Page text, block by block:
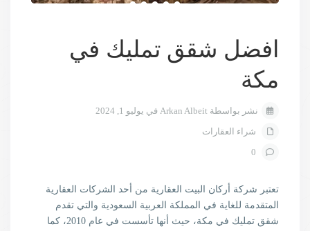
افضل شقق تمليك في
مكة
نشر بواسطة Arkan Albeit في يوليو 1, 2024
شراء العقارات
تعتبر شركة أركان البيت العقارية من أحد الشركات العقارية
المتقدمة للغاية في المملكة العربية السعودية والتي تقدم
شقق تمليك في مكة، حيث أنها تأسست في عام 2010، كما